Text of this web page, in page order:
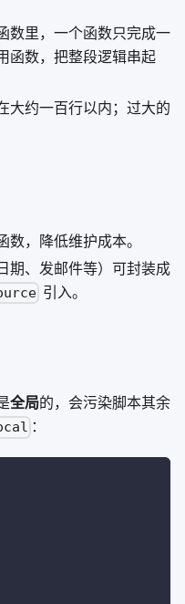
数里，一个函数只完成一
函数，把整段逻辑串起
大约一百行以内；过大的
，降低维护成本。
期、发邮件等）可封装成
引入。
全局的，会污染脚本其余
：